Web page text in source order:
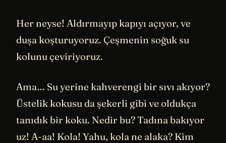
Her neyse! Aldırmayıp kapıyı açıyor, ve
duşa koşturuyoruz. Çeşmenin soğuk su
kolunu çeviriyoruz.
Ama… Su yerine kahverengi bir sıvı akıyor?
Üstelik kokusu da şekerli gibi ve oldukça
tanıdık bir koku. Nedir bu? Tadına bakıyor
uz! A-aa! Kola! Yahu, kola ne alaka? Kim